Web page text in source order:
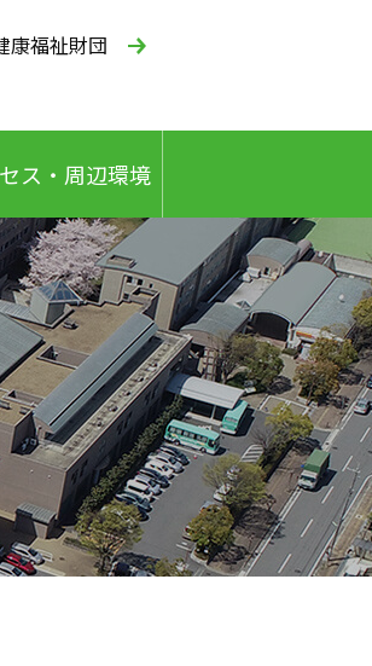
康福祉財団
ス・周辺環境